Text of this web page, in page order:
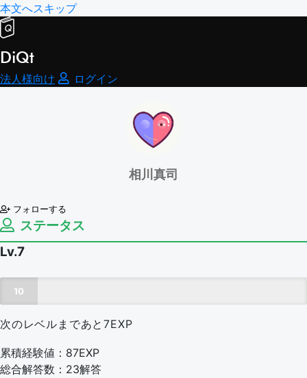
本文へスキップ
DiQt
法人様向け ログイン
相川真司
フォローする
ステータス
Lv.7
10
次のレベルまであと7EXP
累積経験値：87EXP
総合解答数：23解答